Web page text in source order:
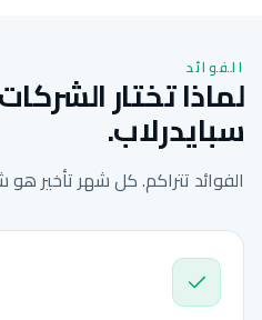
الفوائد
لماذا تختار
سبايدرلاب.
الفوائد تتراكم. كل شهر تأخير